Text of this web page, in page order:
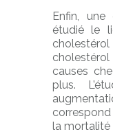
Enfin,
étudié le
causes
plus.
la mortalité